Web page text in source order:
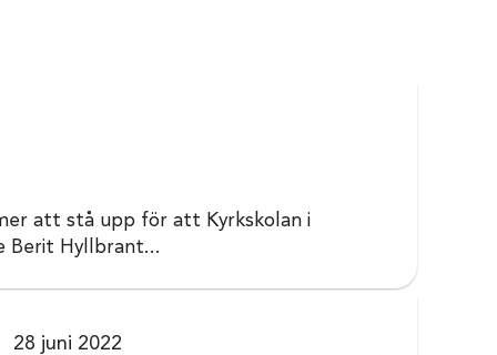
att stå upp för att Kyrkskolan i
Berit Hyllbrant...
28 juni 2022